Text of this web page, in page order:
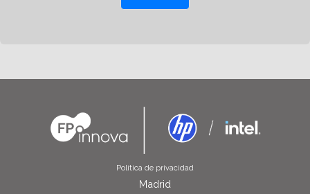
Política de privacidad
Madrid